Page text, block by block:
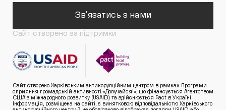
Зв'язатись з нами
Сайт створено за підтримки
Сайт створено Харківським антикорупційним центром в рамках Програми
сприяння громадській активності «Долучайся!», що фінансується Агентством
США з міжнародного розвитку (USAID) та здійснюється Pact в Україні.
Інформація, розміщена на сайті, є винятковою відповідальністю Харківського